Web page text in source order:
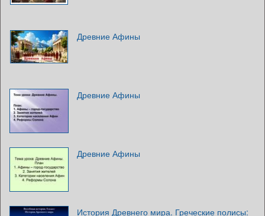
Древние Афины
Древние Афины
Древние Афины
История Древнего мира. Греческие полисы: